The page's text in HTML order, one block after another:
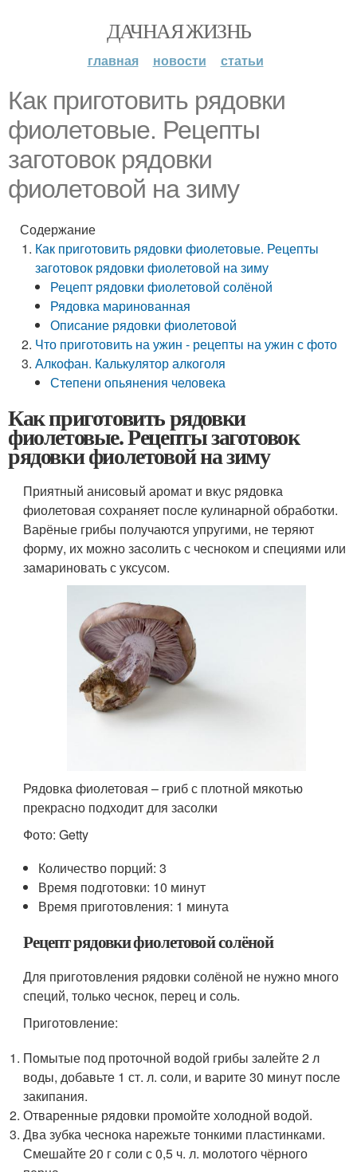
ДАЧНАЯ ЖИЗНЬ
главная новости статьи
Как приготовить рядовки
фиолетовые. Рецепты
заготовок рядовки
фиолетовой на зиму
Содержание
Как приготовить рядовки фиолетовые. Рецепты
заготовок рядовки фиолетовой на зиму
Рецепт рядовки фиолетовой солёной
Рядовка маринованная
Описание рядовки фиолетовой
Что приготовить на ужин - рецепты на ужин с фото
Алкофан. Калькулятор алкоголя
Степени опьянения человека
Как приготовить рядовки
фиолетовые. Рецепты заготовок
рядовки фиолетовой на зиму
Приятный анисовый аромат и вкус рядовка
фиолетовая сохраняет после кулинарной обработки.
Варёные грибы получаются упругими, не теряют
форму, их можно засолить с чесноком и специями или
замариновать с уксусом.
Рядовка фиолетовая – гриб с плотной мякотью
прекрасно подходит для засолки
Фото: Getty
Количество порций: 3
Время подготовки: 10 минут
Время приготовления: 1 минута
Рецепт рядовки фиолетовой солёной
Для приготовления рядовки солёной не нужно много
специй, только чеснок, перец и соль.
Приготовление:
Помытые под проточной водой грибы залейте 2 л
воды, добавьте 1 ст. л. соли, и варите 30 минут после
закипания.
Отваренные рядовки промойте холодной водой.
Два зубка чеснока нарежьте тонкими пластинками.
Смешайте 20 г соли с 0,5 ч. л. молотого чёрного